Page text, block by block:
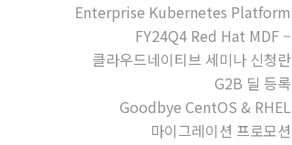
Enterprise Kubernetes Platform
FY24Q4 Red Hat MDF –
클라우드네이티브 세미나 신청란
G2B 딜 등록
Goodbye CentOS & RHEL
마이그레이션 프로모션